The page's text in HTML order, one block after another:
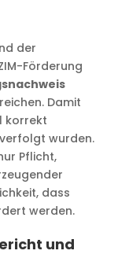
der
Förderung
Damit
korrekt
wurden.
Pflicht,
dass
werden.
und